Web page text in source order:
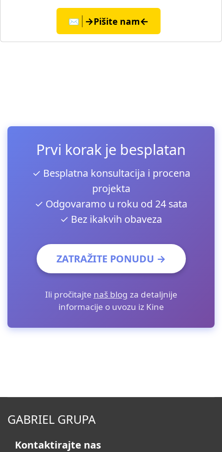
✉️ →Pišite nam←
Prvi korak je besplatan
✓ Besplatna konsultacija i procena
projekta
✓ Odgovaramo u roku od 24 sata
✓ Bez ikakvih obaveza
ZATRAŽITE PONUDU →
Ili pročitajte naš blog za detaljnije
informacije o uvozu iz Kine
GABRIEL GRUPA
Kontaktirajte nas